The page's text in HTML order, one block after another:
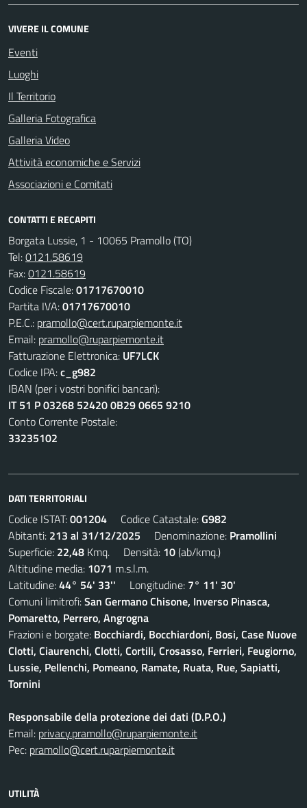
VIVERE IL COMUNE
Eventi
Luoghi
Il Territorio
Galleria Fotografica
Galleria Video
Attività economiche e Servizi
Associazioni e Comitati
CONTATTI E RECAPITI
Borgata Lussie, 1 - 10065 Pramollo (TO)
Tel:0121.58619
Fax:0121.58619
Codice Fiscale:01717670010
Partita IVA:01717670010
P.E.C.: pramollo@cert.ruparpiemonte.it
Email: pramollo@ruparpiemonte.it
Fatturazione Elettronica: UF7LCK
Codice IPA:c_g982
IBAN (per i vostri bonifici bancari):
IT 51 P 03268 52420 0B29 0665 9210
Conto Corrente Postale:
33235102
DATI TERRITORIALI
Codice ISTAT:001204 Codice Catastale:G982
Abitanti: 213 al 31/12/2025 Denominazione: Pramollini
Superficie: 22,48 Kmq. Densità: 10(ab/kmq.)
Altitudine media: 1071 m.s.l.m.
Latitudine:44° 54' 33'' Longitudine: 7° 11' 30'
Comuni limitrofi:San Germano Chisone, Inverso Pinasca,
Pomaretto, Perrero, Angrogna
Frazioni e borgate: Bocchiardi, Bocchiardoni, Bosi, Case Nuove
Clotti, Ciaurenchi, Clotti, Cortili, Crosasso, Ferrieri, Feugiorno,
Lussie, Pellenchi, Pomeano, Ramate, Ruata, Rue, Sapiatti,
Tornini
Responsabile della protezione dei dati (D.P.O.)
Email: privacy.pramollo@ruparpiemonte.it
Pec: pramollo@cert.ruparpiemonte.it
UTILITÀ